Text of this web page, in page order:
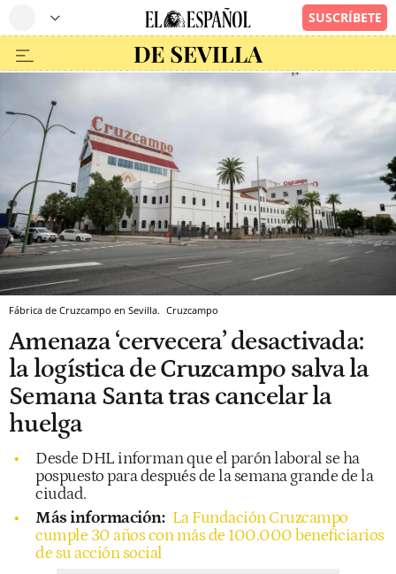
Fábrica de Cruzcampo en Sevilla. Cruzcampo
Amenaza ‘cervecera’ desactivada:
la logística de Cruzcampo salva la
Semana Santa tras cancelar la
huelga
Desde DHL informan que el parón laboral se ha
pospuesto para después de la semana grande de la
ciudad.
Más información: La Fundación Cruzcampo
cumple 30 años con más de 100.000 beneficiarios
de su acción social